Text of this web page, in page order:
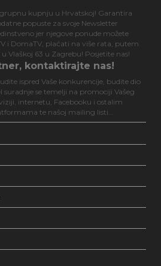
grupnu kupnju u Hrvatskoj! Garantira
popuste za svoje Newsletter
jer njegove ponude možete
i DomaTV, plaćati na više rata, putem
Vlaškoj 63 u Zagrebu! Posjetite nas!
kontaktirajte nas!
ispred Vaše konkurencije, budite dio
suradnje se temelji na promociji Vašeg
internetu, Facebooku i ostalim
te našoj mailing listi...